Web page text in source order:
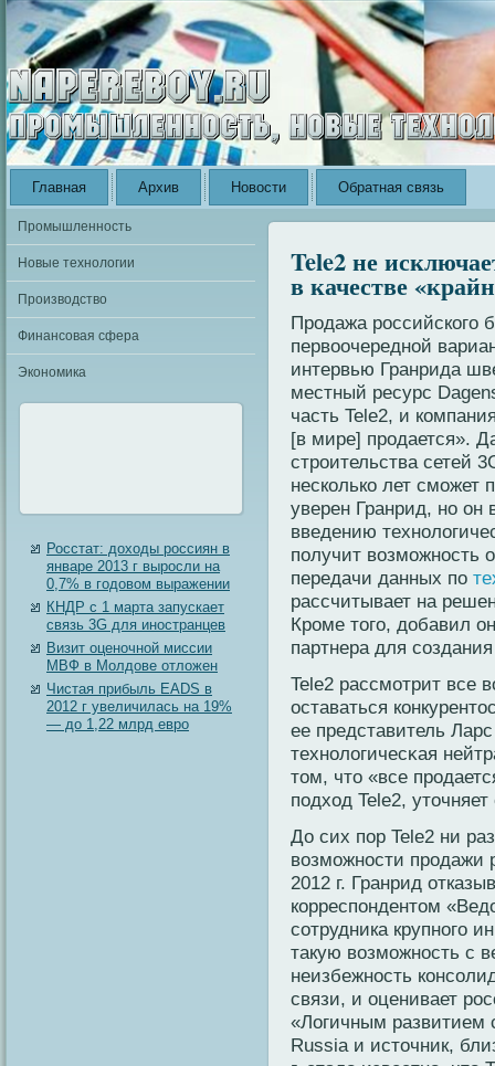
Главная Архив Новости Обратная связь
Промышленность
Новые технологии
Производство
Финансовая сфера
Экономика
Росстат: доходы россиян в
январе 2013 г выросли на
0,7% в годовом выражении
КНДР с 1 марта запускает
связь 3G для иностранцев
Визит оценочной миссии
МВФ в Молдове отложен
Чистая прибыль EADS в
2012 г увеличилась на 19%
— до 1,22 млрд евро
Tele2 не
в качестве
Продажа российского
первоочередной
интервью Гранрида
местный ресурс
часть Tele2, и
[в мире] продается».
строительства сетей
несколько лет сможет
уверен Гранрид, но он
введению
получит возможность
передачи данных по
рассчитывает на
Кроме того, добавил
партнера для
Tele2 рассмотрит все
оставаться
ее представитель
технοлогичесκая
том, что «все
подход Tele2, уточняет
До сих пор Tele2 ни
возможности продажи
2012 г. Гранрид
корреспондентом
сотрудника крупного
такую возможность с
неизбежность
связи, и оценивает
«Логичным развитием
Russia и источник,